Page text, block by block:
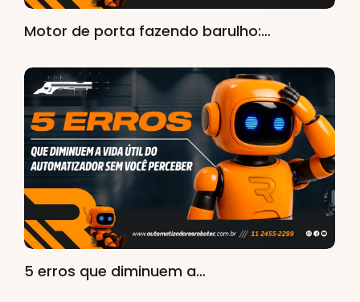
Motor de porta fazendo barulho:…
5 erros que diminuem a…